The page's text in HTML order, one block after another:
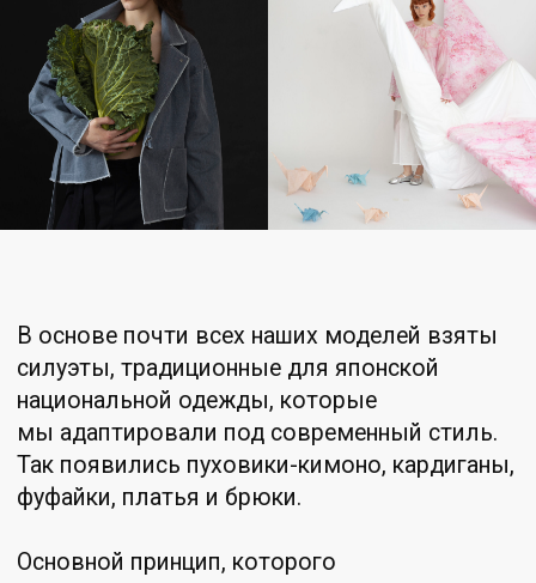
Некоторые ткани
мы даже красим сами.
Практичность, простота, стиль, качество,
непосредственность — все это про TISHITI.